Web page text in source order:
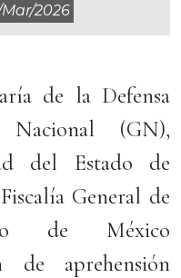
2026
de la Defensa
Nacional (GN),
del Estado de
General de
de México
de aprehensión